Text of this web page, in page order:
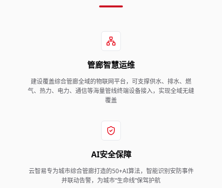
管廊智慧运维
建设覆盖综合管廊全域的物联网平台，可支撑供水、排水、燃
气、热力、电力、通信等海量管线终端设备接入，实现全域无缝
覆盖
AI安全保障
云智易专为城市综合管廊打造的50+AI算法，智能识别安防事件
并联动告警，为城市“生命线”保驾护航